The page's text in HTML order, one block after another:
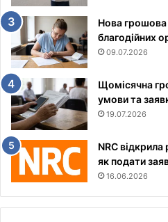
Нова грошова
благодійних
09.07.2026
Щомісячна
умови та
19.07.2026
NRC
як подати
16.06.2026